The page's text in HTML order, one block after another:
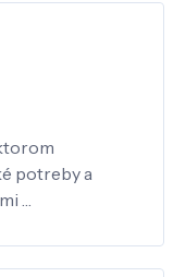
potreby a
…